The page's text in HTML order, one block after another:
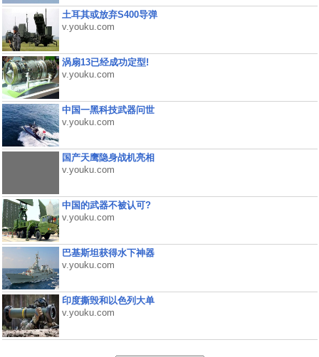
土耳其或放弃S400导弹
v.youku.com
涡扇13已经成功定型!
v.youku.com
中国一黑科技武器问世
v.youku.com
国产天鹰隐身战机亮相
v.youku.com
中国的武器不被认可?
v.youku.com
巴基斯坦获得水下神器
v.youku.com
印度撕毁和以色列大单
v.youku.com